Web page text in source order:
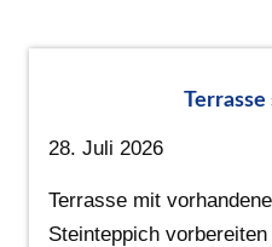
Terrasse
28. Juli 2026
Terrasse mit
Steinteppich